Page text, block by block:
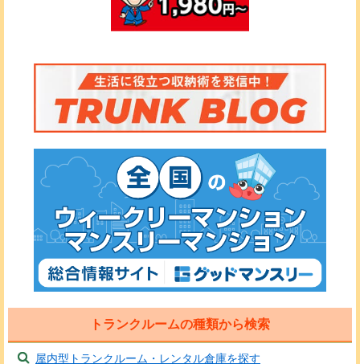
トランクルームの種類から検索
屋内型トランクルーム・レンタル倉庫を探す